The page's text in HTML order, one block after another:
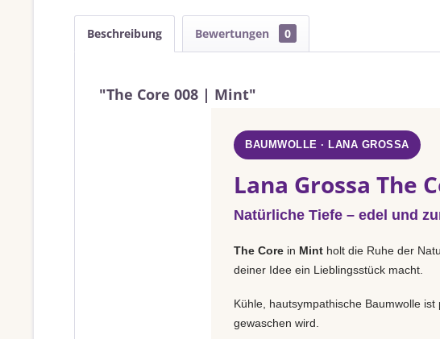
Beschreibung Bewertungen 0
"The Core 008 | Mint"
BAUMWOLLE · LANA GROSSA
Lana Grossa The
Natürliche Tiefe – edel und
The Core in Mint holt die Ruhe der
deiner Idee ein Lieblingsstück macht.
Kühle, hautsympathische Baumwolle
gewaschen wird.